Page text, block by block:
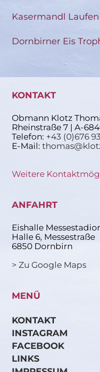
Kasermandl
Dornbirner Eis
KONTAKT
Obmann Klotz
Rheinstraße 7 | A-
Telefon: +43 (0)676
E-Mail:
Weitere
ANFAHRT
Eishalle
Halle 6, Messestraße
6850 Dornbirn
> Zu Google Maps
MENÜ
KONTAKT
INSTAGRAM
FACEBOOK
LINKS